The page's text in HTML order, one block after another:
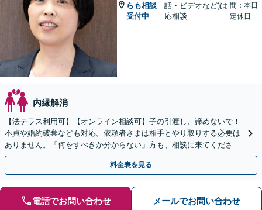
らも相談
受付中
話・ビデオなど)は
応相談
間：本日
定休日
内縁解消
【法テラス利用可】【オンライン相談可】子の引渡し、諦めないで！
不貞や婚約破棄なども対応。依頼者さまは相手とやり取りする必要は
ありません。「何をすべきか分からない」方も、相談に来てくださ
い。相談・書類作成のみのプランもあります
料金表を見る
電話でお問い合わせ メールでお問い合わせ